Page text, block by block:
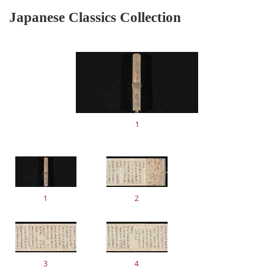
Japanese Classics Collection
1
1 2
3 4